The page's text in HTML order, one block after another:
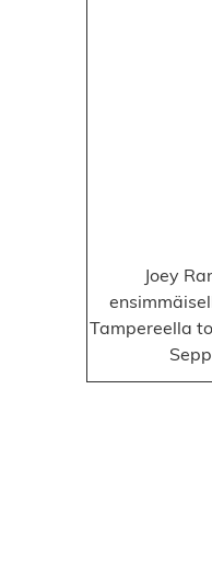
Joey
Tampereella